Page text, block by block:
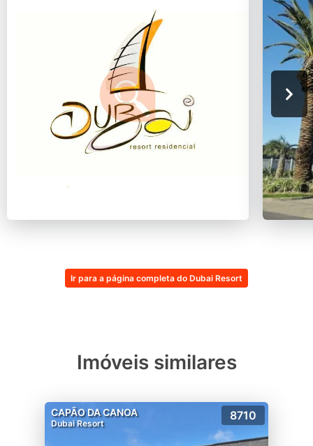
Ir para a página completa do Dubai Resort
Imóveis similares
CAPÃO DA CANOA
Dubai Resort
8710